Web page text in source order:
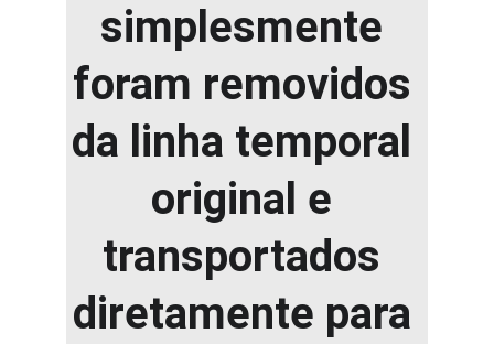
simplesmente
foram removidos
da linha temporal
original e
transportados
diretamente para